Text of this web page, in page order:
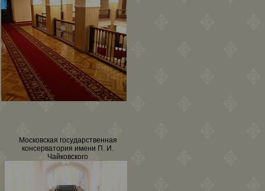
Московская государственная
консерватория имени П. И.
Чайковского